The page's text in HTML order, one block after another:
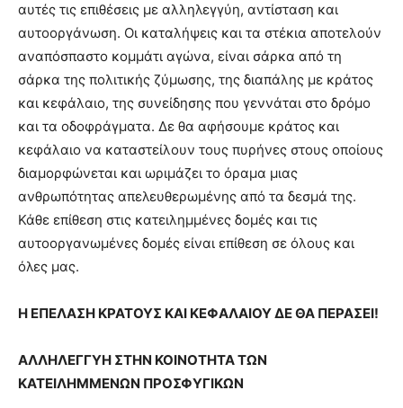
αυτές τις επιθέσεις με αλληλεγγύη, αντίσταση και
αυτοοργάνωση. Οι καταλήψεις και τα στέκια αποτελούν
αναπόσπαστο κομμάτι αγώνα, είναι σάρκα από τη
σάρκα της πολιτικής ζύμωσης, της διαπάλης με κράτος
και κεφάλαιο, της συνείδησης που γεννάται στο δρόμο
και τα οδοφράγματα. Δε θα αφήσουμε κράτος και
κεφάλαιο να καταστείλουν τους πυρήνες στους οποίους
διαμορφώνεται και ωριμάζει το όραμα μιας
ανθρωπότητας απελευθερωμένης από τα δεσμά της.
Κάθε επίθεση στις κατειλημμένες δομές και τις
αυτοοργανωμένες δομές είναι επίθεση σε όλους και
όλες μας.
Η ΕΠΕΛΑΣΗ ΚΡΑΤΟΥΣ ΚΑΙ ΚΕΦΑΛΑΙΟΥ ΔΕ ΘΑ ΠΕΡΑΣΕΙ!
ΑΛΛΗΛΕΓΓΥΗ ΣΤΗΝ ΚΟΙΝΟΤΗΤΑ ΤΩΝ
ΚΑΤΕΙΛΗΜΜΕΝΩΝ ΠΡΟΣΦΥΓΙΚΩΝ